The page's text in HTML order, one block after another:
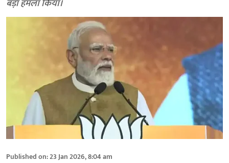
बड़ा हमला किया।
Published on:23 Jan 2026, 8:04 am